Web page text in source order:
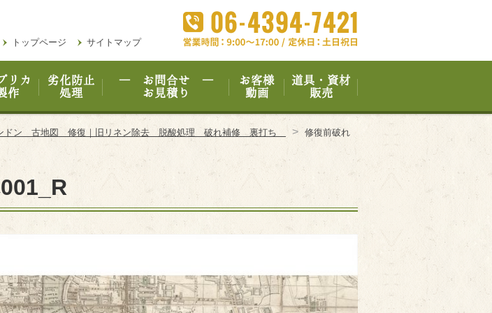
トップページ サイトマップ
リカ
作
劣化防止
処理
― お問合せ ―
お見積り
お客様
動画
道具・資材
販売
ドン 古地図 修復｜旧リネン除去 脱酸処理 破れ補修 裏打ち >
修復前破れ